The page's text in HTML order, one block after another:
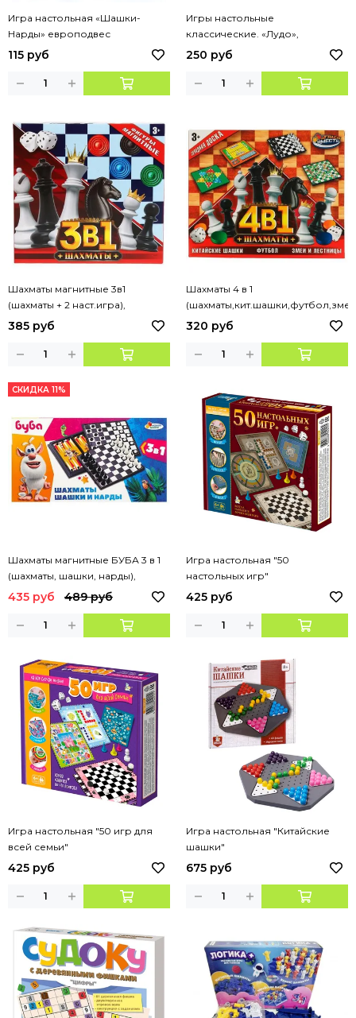
Игра настольная «Шашки-
Нарды» европодвес
115 руб
Игры настольные
классические. «Лудо»,
«Лестницы и Змеи»
250 руб
Шахматы магнитные 3в1
(шахматы + 2 наст.игра),
кор.16*15*3см ИГРАЕМ ВМЕСТЕ
385 руб
Шахматы 4 в 1
(шахматы,кит.шашки,футбол,змеи
и лестницы),кор.23*19*2см
320 руб
СКИДКА 11%
Шахматы магнитные БУБА 3 в 1
(шахматы, шашки, нарды),
кор.20*11*2,5см ИГРАЕМ ВМЕСТЕ
435 руб 489 руб
Игра настольная "50
настольных игр"
425 руб
Игра настольная "50 игр для
всей семьи"
425 руб
Игра настольная "Китайские
шашки"
675 руб